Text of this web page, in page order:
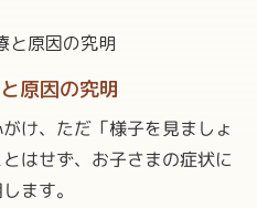
原因の究明
け、ただ「様子を見ましょ
はせず、お子さまの症状に
ます。